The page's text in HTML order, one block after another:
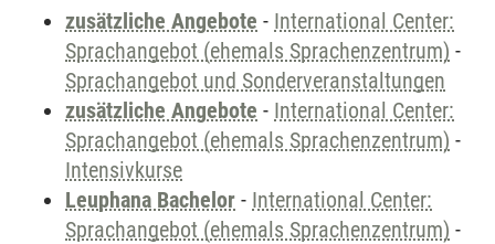
zusätzliche Angebote - International Center:
Sprachangebot (ehemals Sprachenzentrum) -
Sprachangebot und Sonderveranstaltungen
zusätzliche Angebote - International Center:
Sprachangebot (ehemals Sprachenzentrum) -
Intensivkurse
Leuphana Bachelor - International Center:
Sprachangebot (ehemals Sprachenzentrum) -